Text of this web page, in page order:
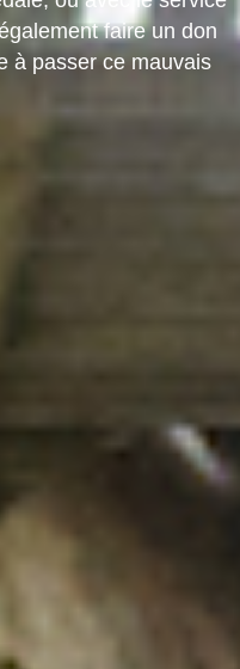
faire un don
à passer ce mauvais